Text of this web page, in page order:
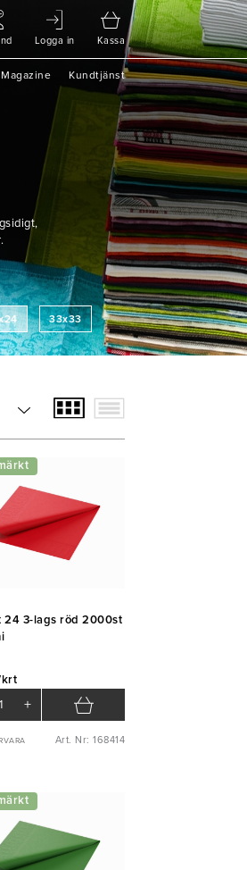
Logga in Kassa
Magazine Kundtjänst
33x33
24 3-lags röd 2000st
+
Art. Nr: 168414